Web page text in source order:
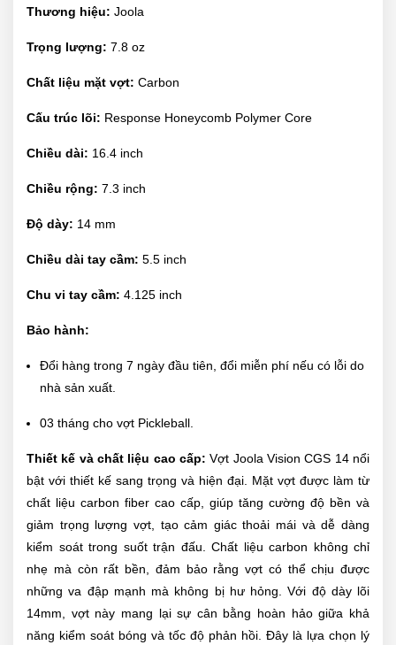
Thương hiệu: Joola
Trọng lượng: 7.8 oz
Chất liệu mặt vợt: Carbon
Cấu trúc lõi: Response Honeycomb Polymer Core
Chiều dài: 16.4 inch
Chiều rộng: 7.3 inch
Độ dày: 14 mm
Chiều dài tay cầm: 5.5 inch
Chu vi tay cầm: 4.125 inch
Bảo hành:
Đổi hàng trong 7 ngày đầu tiên, đổi miễn phí nếu có lỗi do
nhà sản xuất.
03 tháng cho vợt Pickleball.
Thiết kế và chất liệu cao cấp:Vợt Joola Vision CGS 14 nổi
bật với thiết kế sang trọng và hiện đại. Mặt vợt được làm từ
chất liệu carbon fiber cao cấp, giúp tăng cường độ bền và
giảm trọng lượng vợt, tạo cảm giác thoải mái và dễ dàng
kiểm soát trong suốt trận đấu. Chất liệu carbon không chỉ
nhẹ mà còn rất bền, đảm bảo rằng vợt có thể chịu được
những va đập mạnh mà không bị hư hỏng. Với độ dày lõi
14mm, vợt này mang lại sự cân bằng hoàn hảo giữa khả
năng kiểm soát bóng và tốc độ phản hồi. Đây là lựa chọn lý